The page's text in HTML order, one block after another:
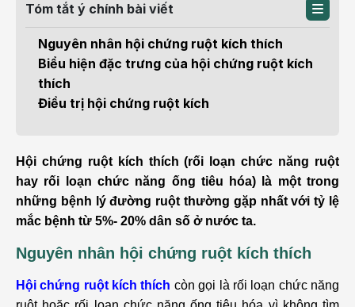
Tóm tắt ý chính bài viết
Nguyên nhân hội chứng ruột kích thích
Biểu hiện đặc trưng của hội chứng ruột kích
thích
Điều trị hội chứng ruột kích
Hội chứng ruột kích thích (rối loạn chức năng ruột
hay rối loạn chức năng ống tiêu hóa) là một trong
những bệnh lý đường ruột thường gặp nhất với tỷ lệ
mắc bệnh từ 5%- 20% dân số ở nước ta.
Nguyên nhân hội chứng ruột kích thích
Hội chứng ruột kích thích còn gọi là rối loạn chức năng